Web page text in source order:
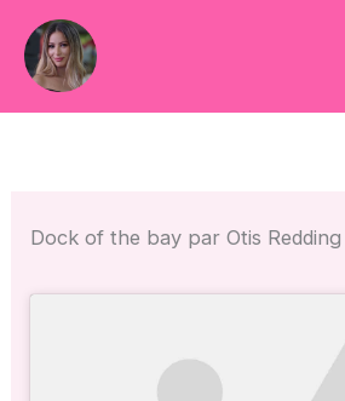
contenu
Dock of the bay par Otis Redding